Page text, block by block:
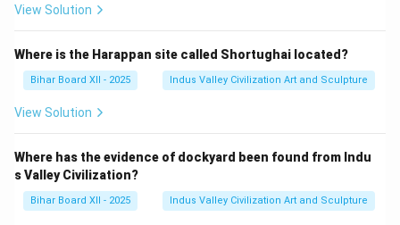
View Solution
Where is the Harappan site called Shortughai located?
Bihar Board XII - 2025 Indus Valley Civilization Art and Sculpture
View Solution
Where has the evidence of dockyard been found from Indu
s Valley Civilization?
Bihar Board XII - 2025 Indus Valley Civilization Art and Sculpture